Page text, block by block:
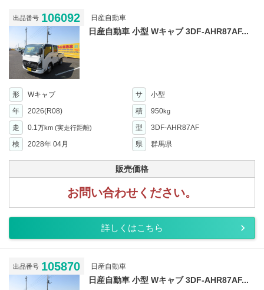
出品番号 106092 日産自動車
日産自動車 小型 Wキャブ 3DF-AHR87AF...
形 Wキャブ サ
小型
年
2026(R08) 積 950kg
走 0.1万km (実走行距離) 型
3DF-AHR87AF
検
2028年 04月 県 群馬県
販売価格
お問い合わせください。
詳しくはこちら
出品番号 105870 日産自動車
日産自動車 小型 Wキャブ 3DF-AHR87AF...